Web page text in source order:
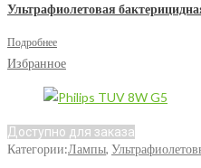
Ультрафиолетовая
Подробнее
Избранное
Доступно для заказа
Категории:Лампы,